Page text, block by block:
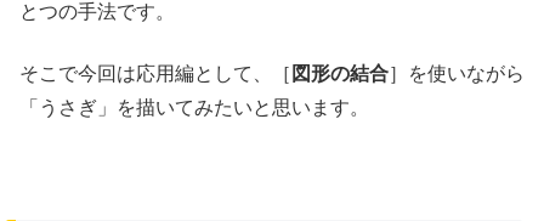
とつの手法です。
そこで今回は応用編として、［ 図形の結合］を使いながら
「うさぎ」を描いてみたいと思います。